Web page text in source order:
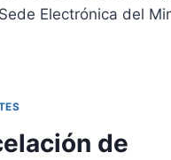
Electrónica del
de